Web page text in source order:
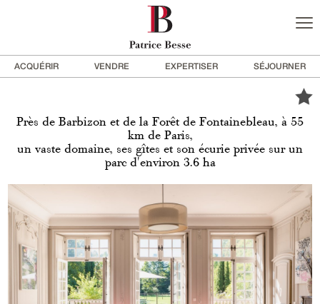
ACQUÉRIR VENDRE EXPERTISER SÉJOURNER
Près de Barbizon et de la Forêt de Fontainebleau, à 55
km de Paris,
un vaste domaine, ses gîtes et son écurie privée sur un
parc d'environ 3.6 ha